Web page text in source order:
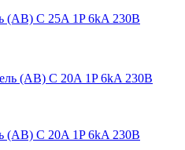
(АВ) C 25A 1P 6kA 230В
(АВ) C 20A 1P 6kA 230В